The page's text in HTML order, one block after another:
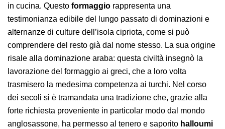
in cucina. Questo formaggio rappresenta una
testimonianza edibile del lungo passato di dominazioni e
alternanze di culture dell’isola cipriota, come si può
comprendere del resto già dal nome stesso. La sua origine
risale alla dominazione araba: questa civiltà insegnò la
lavorazione del formaggio ai greci, che a loro volta
trasmisero la medesima competenza ai turchi. Nel corso
dei secoli si è tramandata una tradizione che, grazie alla
forte richiesta proveniente in particolar modo dal mondo
anglosassone, ha permesso al tenero e saporito halloumi